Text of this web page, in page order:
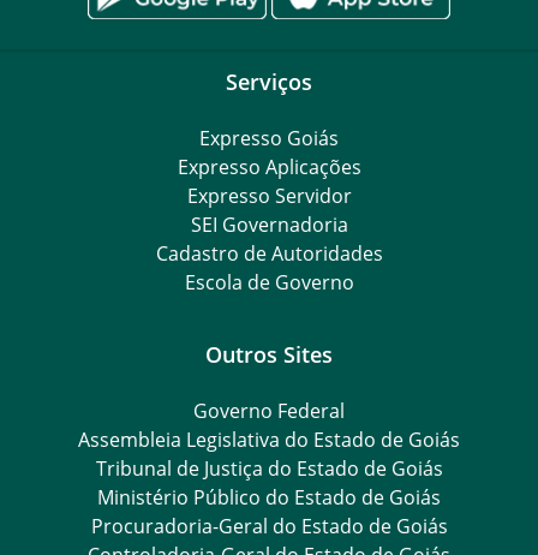
Serviços
Expresso Goiás
Expresso Aplicações
Expresso Servidor
SEI Governadoria
Cadastro de Autoridades
Escola de Governo
Outros Sites
Governo Federal
Assembleia Legislativa do Estado de Goiás
Tribunal de Justiça do Estado de Goiás
Ministério Público do Estado de Goiás
Procuradoria-Geral do Estado de Goiás